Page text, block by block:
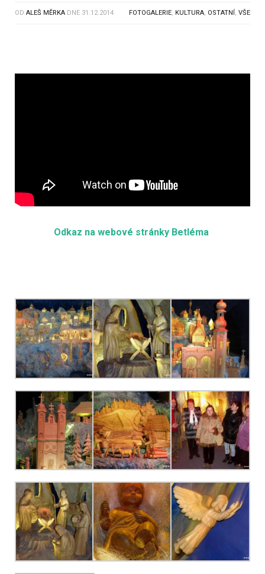
OD ALEŠ MĚRKA DNE 31.12.2014 FOTOGALERIE, KULTURA, OSTATNÍ , VŠE
Odkaz na webové stránky Betléma